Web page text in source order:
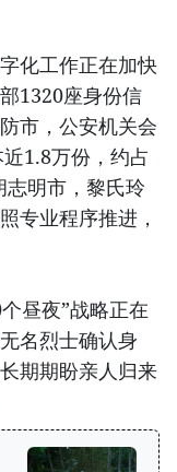
化工作正在加快
1320座身份信
市，公安机关会
1.8万份，约占
明市，黎氏玲
专业程序推进，
昼夜”战略正在
名烈士确认身
期期盼亲人归来